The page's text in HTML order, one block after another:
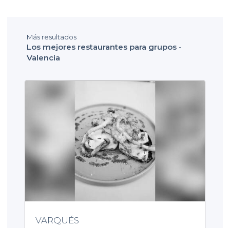
Más resultados
Los mejores restaurantes para grupos -
Valencia
VARQUÉS